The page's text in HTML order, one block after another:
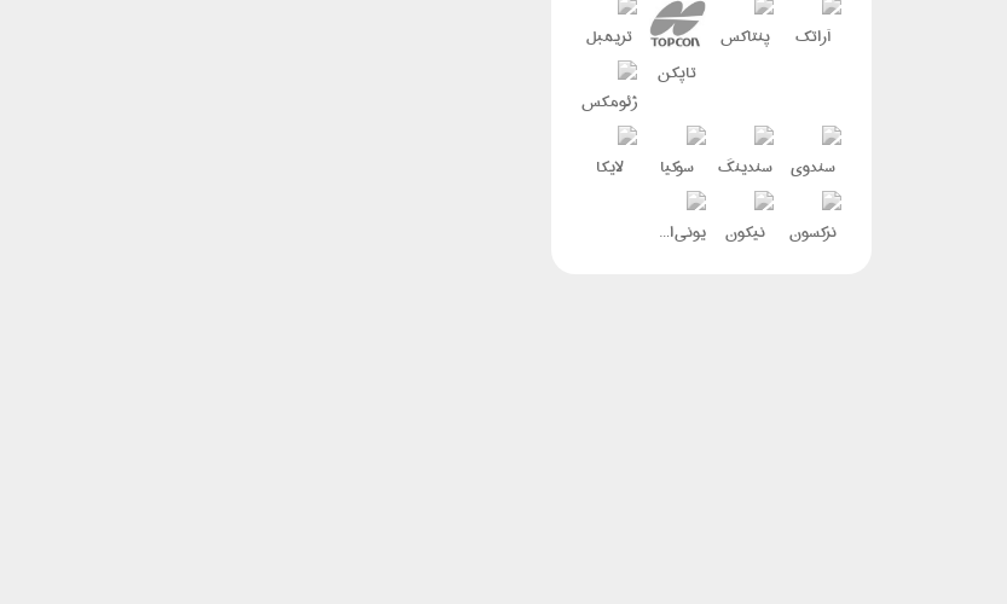
آراتک
پنتاکس
تاپکن
تریمبل
ژئومکس
سندوی سندینگ سوکیا لایکا
نرکسون نیکون یونی استرانگ